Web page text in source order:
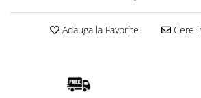
Adauga la Favorite Cere